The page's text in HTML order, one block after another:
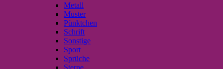
Metall
Muster
Pünktchen
Schrift
Sonstige
Sport
Sprüche